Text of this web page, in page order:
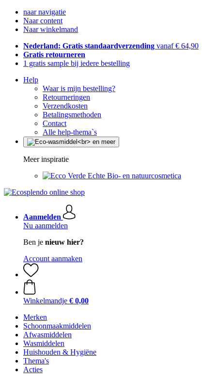
naar navigatie
Naar content
Naar winkelmand
Nederland: Gratis standaardverzending vanaf € 64,90
Gratis retourneren
1 gratis sample bij iedere bestelling
Help
Waar is mijn bestelling?
Retourneringen
Verzendkosten
Betalingsmethoden
Contact
Alle help-thema`s
Meer inspiratie
Echte Bio- en natuurcosmetica
Aanmelden
Nu aanmelden
Ben je nieuw hier?
Account aanmaken
Winkelmandje € 0,00
Merken
Schoonmaakmiddelen
Afwasmiddelen
Wasmiddelen
Huishouden & Hygiëne
Thema's
Acties